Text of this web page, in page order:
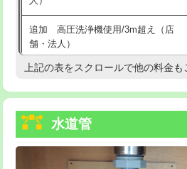
給水管工事※（塩ビ管（VP・HI）使
用/3ｍまで)
給水管工事※（塩ビ管（VP・HI）使
給水管工事※（ライニング鋼管・銅
管・ポリ管・HT管使用/3ｍまで)
給水管工事※（ライニング鋼管・銅
追加 高圧洗浄機使用/3m超え（店
舗・法人）
高度高圧洗浄換
トーラー機使用/3mまで
追加トーラー機使用/3m超え
上記の表をスクロールで他の料金も
水道管